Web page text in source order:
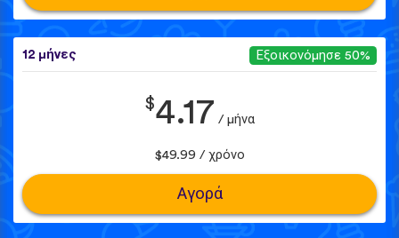
12 μήνες Εξοικονόμησε 50%
$4.17 / μήνα
$49.99 / χρόνο
Αγορά